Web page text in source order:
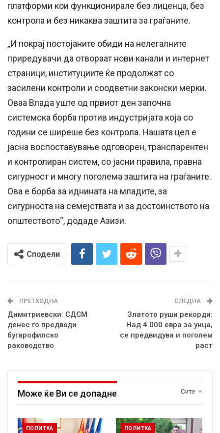
платформи кои функционирале без лиценца, без
контрола и без никаква заштита за граѓаните.
„И покрај постојаните обиди на нелегалните
приредувачи да отвораат нови канали и интернет
страници, институциите ќе продолжат со
засилени контроли и соодветни законски мерки.
Оваа Влада уште од првиот ден започна
системска борба против индустријата која со
години се ширеше без контрола. Нашата цел е
јасна воспоставување одговорен, транспарентен
и контролиран систем, со јасни правила, правна
сигурност и многу поголема заштита на граѓаните.
Ова е борба за иднината на младите, за
сигурноста на семејствата и за достоинството на
општеството“, додаде Азизи.
Сподели
ПРЕТХОДНА
Димитриевски: СДСМ
денес го предводи
бугарофилско
раководство
СЛЕДНА
Златото руши рекорди:
Над 4.000 евра за унца,
се предвидува и поголем
раст
Сите
Може ќе Ви се допадне
ПОЛИТКА ПОЛИТКА